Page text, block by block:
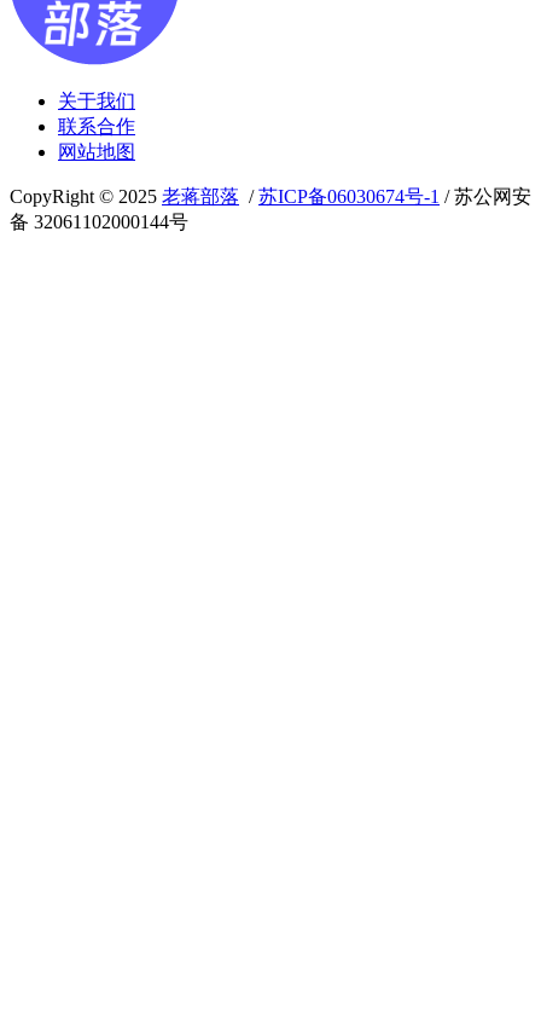
关于我们
联系合作
网站地图
CopyRight © 2025 老蒋部落 /苏ICP备06030674号-1 / 苏公网安
备 32061102000144号